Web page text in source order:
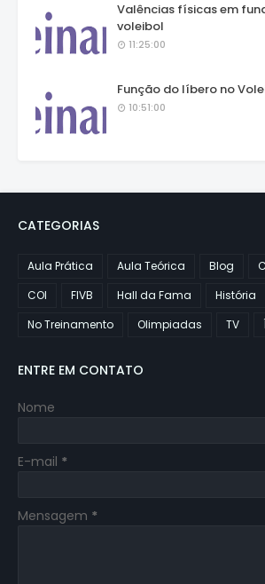
Valências físicas em
voleibol
11:25:00
Função do líbero no
10:51:00
CATEGORIAS
Aula Prática Aula Teórica Blog
COI
FIVB Hall da Fama
História
No Treinamento
Olimpiadas TV
ENTRE EM CONTATO
Nome
E-mail *
Mensagem *